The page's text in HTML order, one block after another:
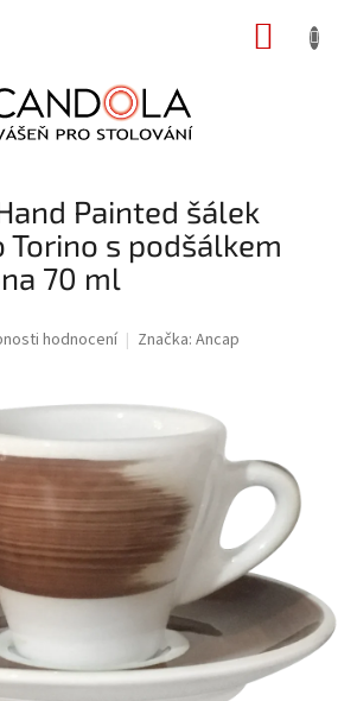
Painted šálek
Torino s podšálkem
70 ml
hodnocení Značka: Ancap